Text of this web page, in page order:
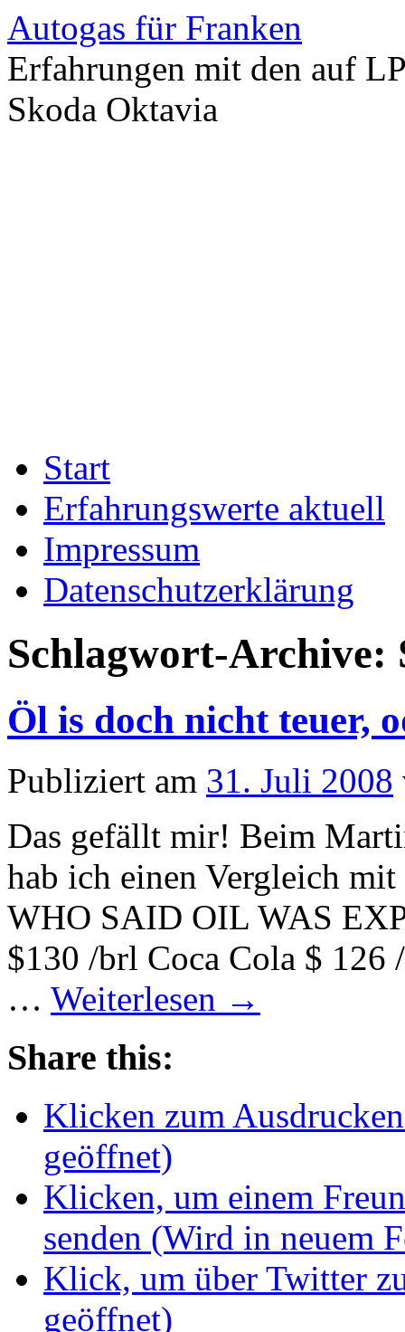
Autogas für Franken
Erfahrungen mit den auf
Skoda Oktavia
Start
Erfahrungswerte aktuell
Impressum
Datenschutzerklärung
Schlagwort-Archive:
Öl is doch nicht teuer,
Publiziert am 31. Juli 2008
Das gefällt mir! Beim
hab ich einen Vergleich
WHO SAID OIL WAS
$130 /brl Coca Cola $
… Weiterlesen →
Share this:
Klicken zum
geöffnet)
Klicken, um einem
senden (Wird in neuem
Klick, um über Twitter
geöffnet)